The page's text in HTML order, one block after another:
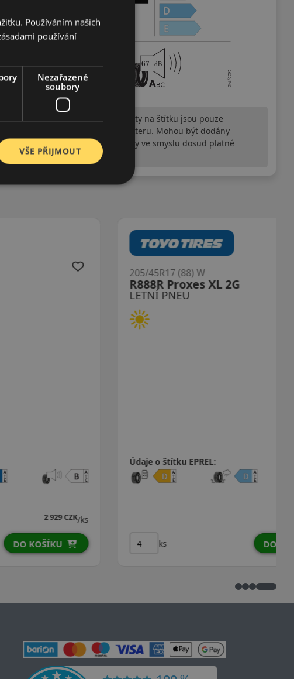
Upozornění! Hodnoty na štítku jsou pouze
informativního charakteru. Mohou být dodány
pneumatiky is EU štítky ve smyslu dosud platné
(předchozí) legislativy.
R888R Proxes XL 2G
205/45R17 (88) W
ks
Používáním našich
používání
Nezařazené
soubory
VŠE PŘIJMOUT